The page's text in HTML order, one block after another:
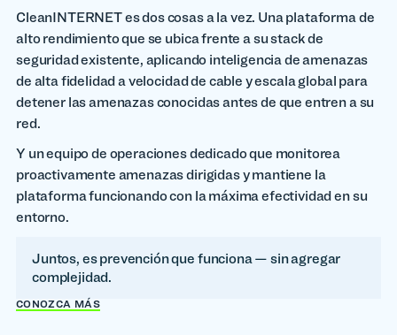
CleanINTERNET es dos cosas a la vez. Una plataforma de
alto rendimiento que se ubica frente a su stack de
seguridad existente, aplicando inteligencia de amenazas
de alta fidelidad a velocidad de cable y escala global para
detener las amenazas conocidas antes de que entren a su
red.
Y un equipo de operaciones dedicado que monitorea
proactivamente amenazas dirigidas y mantiene la
plataforma funcionando con la máxima efectividad en su
entorno.
Juntos, es prevención que funciona — sin agregar
complejidad.
CONOZCA MÁS